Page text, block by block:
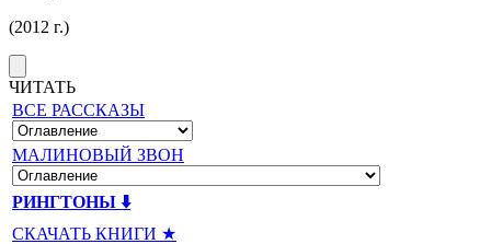
(2012 г.)
ЧИТАТЬ
ВСЕ РАССКАЗЫ
МАЛИНОВЫЙ ЗВОН
РИНГТОНЫ ⬇️
СКАЧАТЬ КНИГИ ★